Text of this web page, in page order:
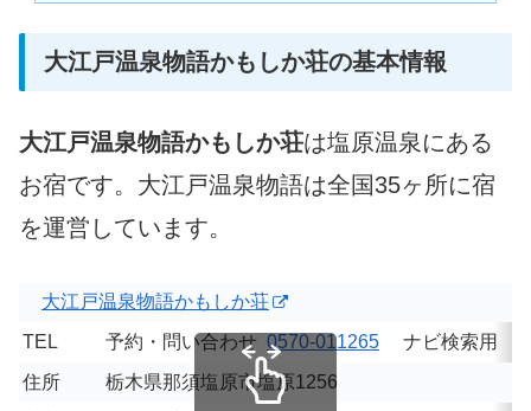
大江戸温泉物語かもしか荘の基本情報
大江戸温泉物語かもしか荘は塩原温泉にある
お宿です。大江戸温泉物語は全国35ヶ所に宿
を運営しています。
大江戸温泉物語かもしか荘
TEL
予約・問い合わせ 0570-011265 ナビ検索用
住所
栃木県那須塩原市塩原1256